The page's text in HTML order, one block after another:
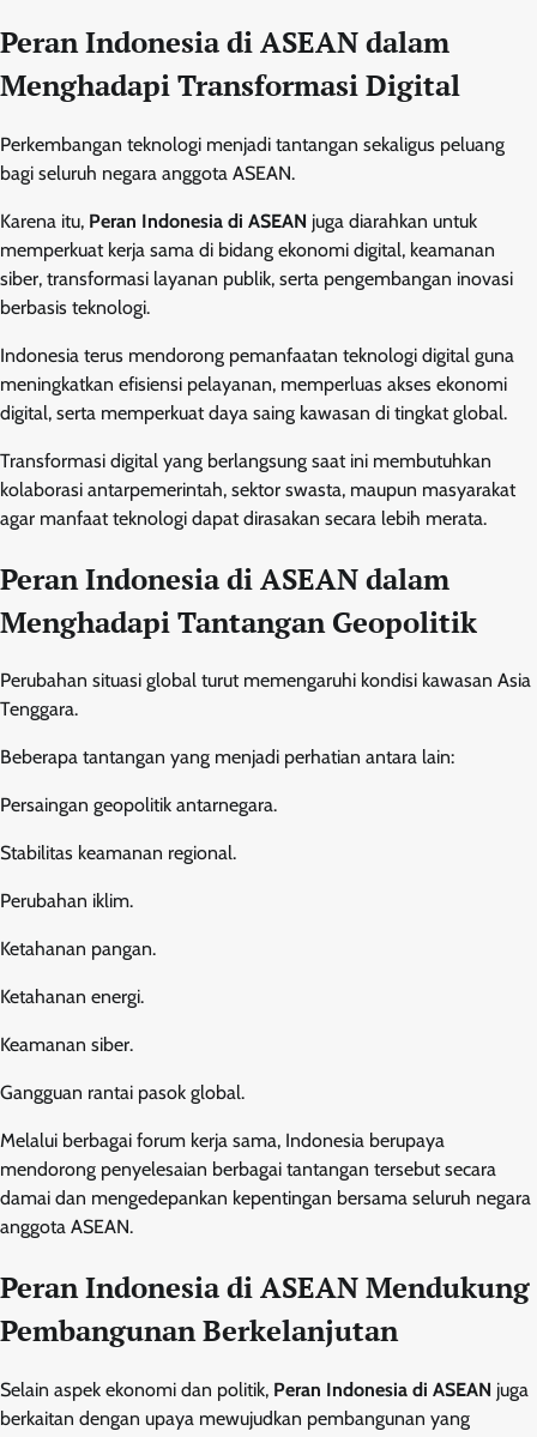
Peran Indonesia di ASEAN dalam
Menghadapi Transformasi Digital
Perkembangan teknologi menjadi tantangan sekaligus peluang
bagi seluruh negara anggota ASEAN.
Karena itu, Peran Indonesia di ASEAN juga diarahkan untuk
memperkuat kerja sama di bidang ekonomi digital, keamanan
siber, transformasi layanan publik, serta pengembangan inovasi
berbasis teknologi.
Indonesia terus mendorong pemanfaatan teknologi digital guna
meningkatkan efisiensi pelayanan, memperluas akses ekonomi
digital, serta memperkuat daya saing kawasan di tingkat global.
Transformasi digital yang berlangsung saat ini membutuhkan
kolaborasi antarpemerintah, sektor swasta, maupun masyarakat
agar manfaat teknologi dapat dirasakan secara lebih merata.
Peran Indonesia di ASEAN dalam
Menghadapi Tantangan Geopolitik
Perubahan situasi global turut memengaruhi kondisi kawasan Asia
Tenggara.
Beberapa tantangan yang menjadi perhatian antara lain:
Persaingan geopolitik antarnegara.
Stabilitas keamanan regional.
Perubahan iklim.
Ketahanan pangan.
Ketahanan energi.
Keamanan siber.
Gangguan rantai pasok global.
Melalui berbagai forum kerja sama, Indonesia berupaya
mendorong penyelesaian berbagai tantangan tersebut secara
damai dan mengedepankan kepentingan bersama seluruh negara
anggota ASEAN.
Peran Indonesia di ASEAN Mendukung
Pembangunan Berkelanjutan
Selain aspek ekonomi dan politik, Peran Indonesia di ASEAN juga
berkaitan dengan upaya mewujudkan pembangunan yang